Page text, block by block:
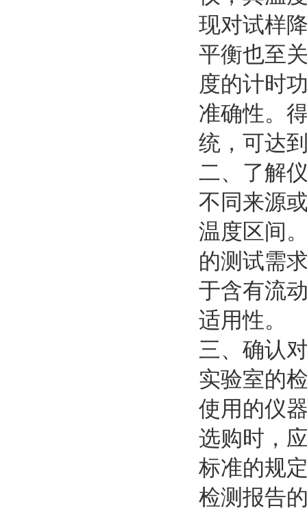
现对试样
平衡也至
度的计时
准确性。
统，可达
二、了解
不同来源
温度区间
的测试需
于含有流
适用性。
三、确认
实验室的
使用的仪
选购时，
标准的规
检测报告